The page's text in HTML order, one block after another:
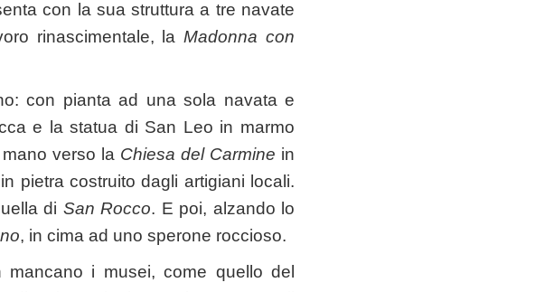
con la sua struttura a tre navate
rinascimentale, laMadonna con
con pianta ad una sola navata e
e la statua di San Leo in marmo
verso la Chiesa del Carmine in
pietra costruito dagli artigiani locali.
di San Rocco. E poi, alzando lo
, in cima ad uno sperone roccioso.
i musei, come quello del